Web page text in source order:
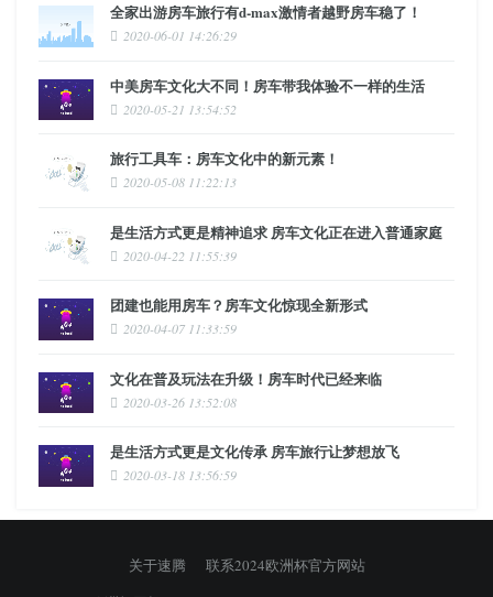
全家出游房车旅行有d-max激情者越野房车稳了！
2020-06-01 14:26:29
中美房车文化大不同！房车带我体验不一样的生活
2020-05-21 13:54:52
旅行工具车：房车文化中的新元素！
2020-05-08 11:22:13
是生活方式更是精神追求 房车文化正在进入普通家庭
2020-04-22 11:55:39
团建也能用房车？房车文化惊现全新形式
2020-04-07 11:33:59
文化在普及玩法在升级！房车时代已经来临
2020-03-26 13:52:08
是生活方式更是文化传承 房车旅行让梦想放飞
2020-03-18 13:56:59
关于速腾
联系2024欧洲杯官方网站